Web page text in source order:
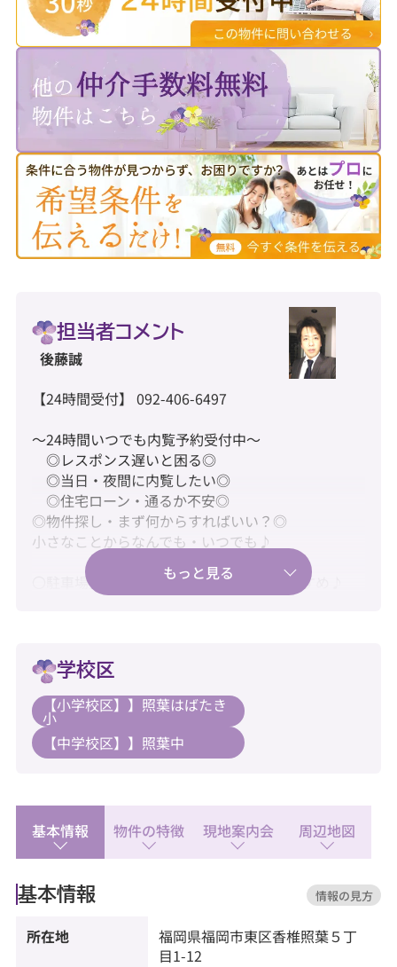
担当者コメント
後藤誠
【24時間受付】 092-406-6497
～24時間いつでも内覧予約受付中～
◎レスポンス遅いと困る◎
◎当日・夜間に内覧したい◎
◎住宅ローン・通るか不安◎
◎物件探し・まず何からすればいい？◎
小さなことからなんでも・いつでも♪
〇駐車場空有！お車をお持ちの方にもおすすめ♪
〇大切なペットとともに、上質なタワーライフ♪
【教育】
◆照葉はばたき小学校：徒歩14分
◆照葉中学校：徒歩13分
◆にしてつストアレガネットマルシェ香椎照葉：徒
歩3分
◆スーパーセンタートライアル アイランドシティ
◆福岡市立こども病院：徒歩8分
学校区
【小学校区】】照葉はばたき
小
【中学校区】】照葉中
基本情報 物件の特徴 現地案内会 周辺地図
基本情報 情報の見方
所在地 福岡県福岡市東区香椎照葉５丁
目1-12